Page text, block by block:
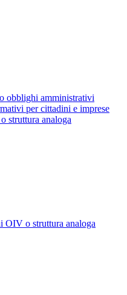
obblighi amministrativi
per cittadini e imprese
struttura analoga
OIV o struttura analoga